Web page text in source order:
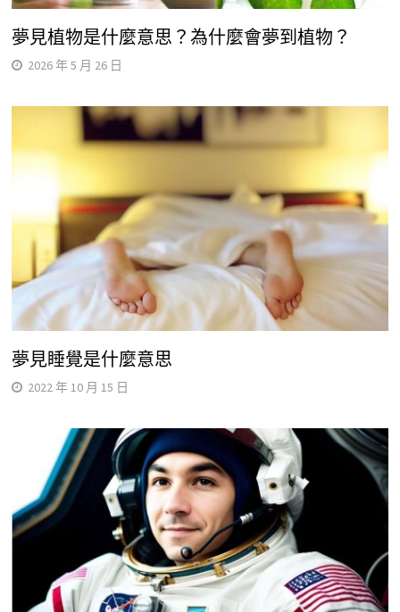
夢見植物是什麼意思？為什麼會夢到植物？
2026 年 5 月 26 日
夢見睡覺是什麼意思
2022 年 10 月 15 日